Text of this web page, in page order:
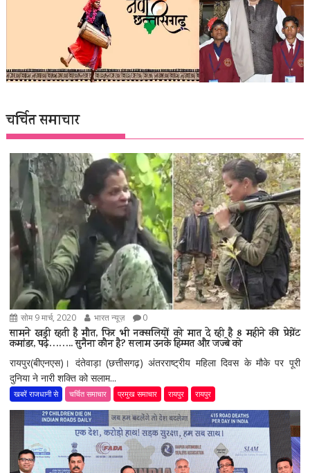
चर्चित समाचार
सोम 9 मार्च, 2020 भारत न्यूज़ 0
सामने खड़ी रहती है मौत, फिर भी नक्सलियों को मात दे रही है 8 महीने की प्रेग्नेंट
कमांडर, पढ़े…….. सुनैना कौन है? सलाम उनके हिम्मत और जज्बे को
रायपुर(बीएनएस)। दंतेवाड़ा (छत्तीसगढ़) अंतरराष्ट्रीय महिला दिवस के मौके पर पूरी
दुनिया ने नारी शक्ति को सलाम...
खबरें राजधानी से चर्चित समाचार प्रमुख समाचार रायपुर रायपुर